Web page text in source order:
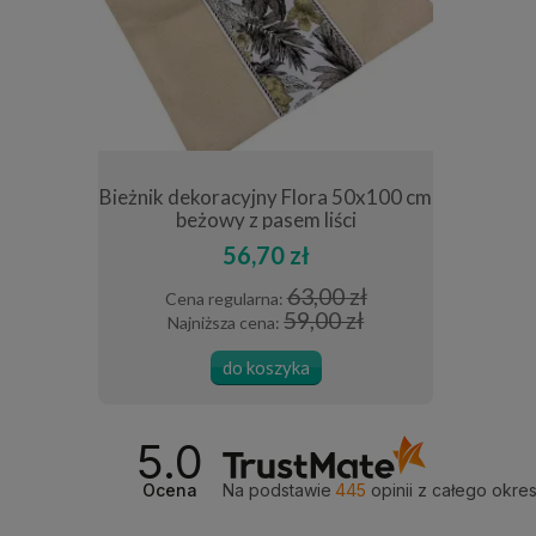
Bieżnik dekoracyjny Flora 50x100 cm
beżowy z pasem liści
56,70 zł
Cena regularna: 63,00 zł
Najniższa cena: 59,00 zł
do koszyka
5.0
Ocena Na podstawie 445 opinii z całego